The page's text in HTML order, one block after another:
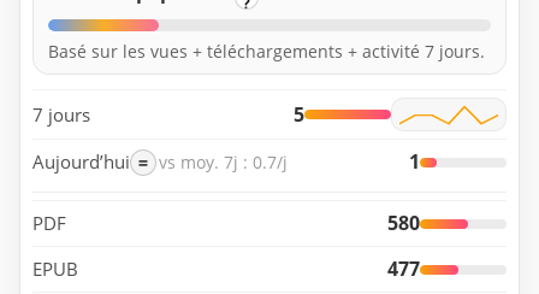
Basé sur les vues + téléchargements + activité 7 jours.
7 jours 5
Aujourd’hui = vs moy. 7j : 0.7/j 1
PDF 580
EPUB 477